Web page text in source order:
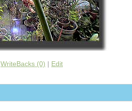
WriteBacks (0) | Edit